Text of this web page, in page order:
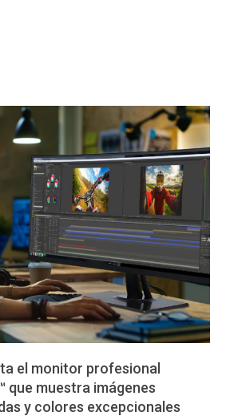
el monitor profesional
que muestra imágenes
y colores excepcionales